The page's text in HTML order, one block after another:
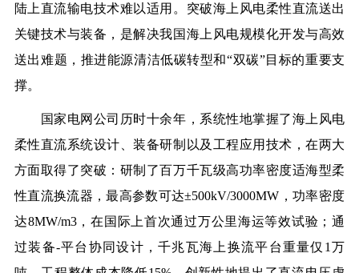
陆上直流输电技术难以适用。突破海上风电柔性直流送出
关键技术与装备，是解决我国海上风电规模化开发与高效
送出难题，推进能源清洁低碳转型和“双碳”目标的重要支
撑。
国家电网公司历时十余年，系统性地掌握了海上风电
柔性直流系统设计、装备研制以及工程应用技术，在两大
方面取得了突破：研制了百万千瓦级高功率密度适海型柔
性直流换流器，最高参数可达±500kV/3000MW，功率密度
达8MW/m3，在国际上首次通过万公里海运等效试验；通
过装备-平台协同设计，千兆瓦海上换流平台重量仅1万